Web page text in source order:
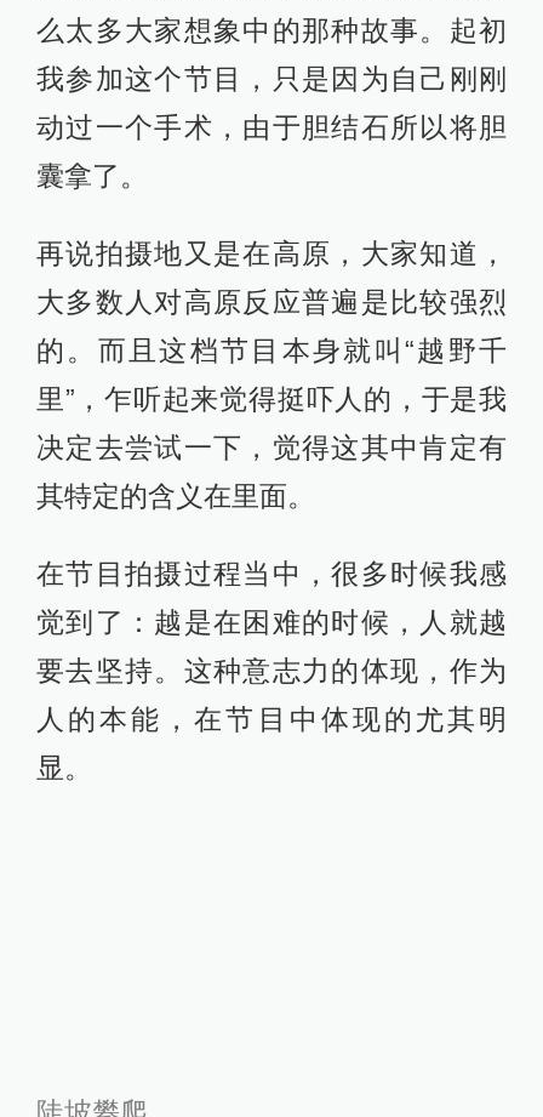
么太多大家想象中的那种故事。起初
我参加这个节目，只是因为自己刚刚
动过一个手术，由于胆结石所以将胆
囊拿了。
再说拍摄地又是在高原，大家知道，
大多数人对高原反应普遍是比较强烈
的。而且这档节目本身就叫“越野千
里”，乍听起来觉得挺吓人的，于是我
决定去尝试一下，觉得这其中肯定有
其特定的含义在里面。
在节目拍摄过程当中，很多时候我感
觉到了：越是在困难的时候，人就越
要去坚持。这种意志力的体现，作为
人的本能，在节目中体现的尤其明
显。